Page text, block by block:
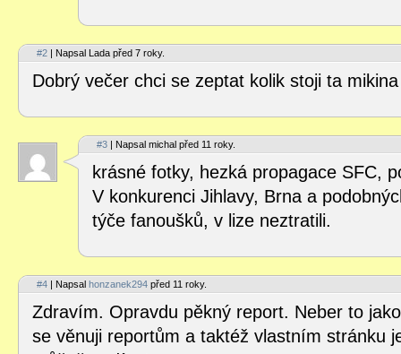
#2 | Napsal Lada před 7 roky.
Dobrý večer chci se zeptat kolik stoji ta
#3 | Napsal michal před 11 roky.
krásné fotky, hezká propagace SFC,
V konkurenci Jihlavy, Brna a
týče fanoušků, v lize neztratili.
#4 | Napsal honzanek294 před 11 roky.
Zdravím. Opravdu pěkný report. Neber to
se věnuji reportům a taktéž vlastním stránku